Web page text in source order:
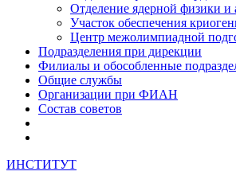
Отделение ядерной физики и
Участок обеспечения
Центр межолимпиадной
Подразделения при дирекции
Филиалы и обособленные
Общие службы
Организации при ФИАН
Состав советов
ИНСТИТУТ